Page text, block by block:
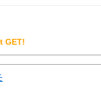
GET!